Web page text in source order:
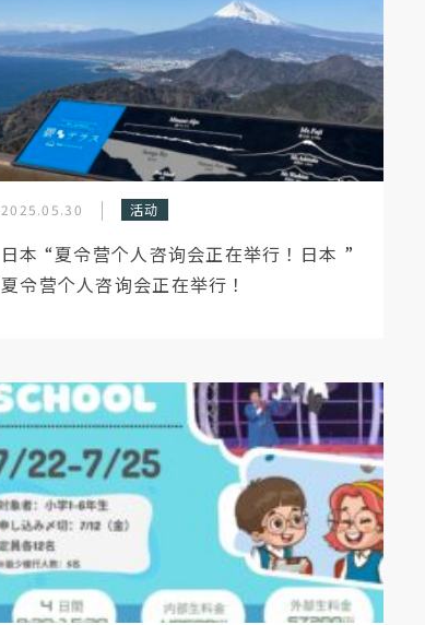
2025.05.30 活动
日本 “夏令营个人咨询会正在举行！日本 ”
夏令营个人咨询会正在举行！